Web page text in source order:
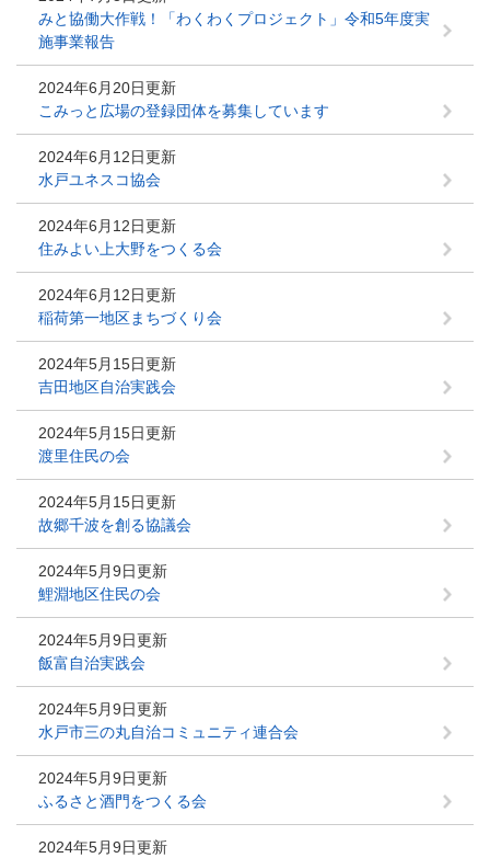
みと協働大作戦！「わくわくプロジェクト」令和5年度実
施事業報告
2024年6月20日更新
こみっと広場の登録団体を募集しています
2024年6月12日更新
水戸ユネスコ協会
2024年6月12日更新
住みよい上大野をつくる会
2024年6月12日更新
稲荷第一地区まちづくり会
2024年5月15日更新
吉田地区自治実践会
2024年5月15日更新
渡里住民の会
2024年5月15日更新
故郷千波を創る協議会
2024年5月9日更新
鯉淵地区住民の会
2024年5月9日更新
飯富自治実践会
2024年5月9日更新
水戸市三の丸自治コミュニティ連合会
2024年5月9日更新
ふるさと酒門をつくる会
2024年5月9日更新